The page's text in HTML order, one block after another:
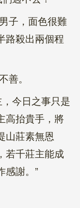
，面色很難
路殺出兩個程
。
今日之事只是
高抬貴手，將
山莊素無恩
若千莊主能成
感謝。”